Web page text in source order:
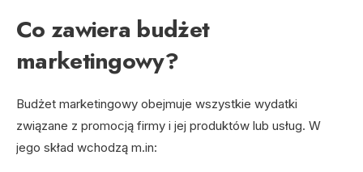
Co zawiera budżet
marketingowy?
Budżet marketingowy obejmuje wszystkie wydatki
związane z promocją firmy i jej produktów lub usług. W
jego skład wchodzą m.in: